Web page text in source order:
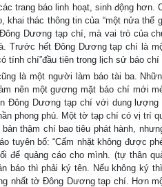
trang báo linh hoạt, sinh động hơn.
thác thông tin của “một nửa thế
Dương tạp chí, mà vai trò của
Trước hết Đông Dương tạp chí là
tính chí”đầu tiên trong lịch sử báo
là một người làm báo tài ba.
nên một gương mặt báo chí mới
Đông Dương tạp chí với dung lượng
phong phú. Một tờ tạp chí có vị trí
thậm chí bao tiêu phát hành,
tuyên bố: “Cấm nhặt không được
để quảng cáo cho mình. (tự thân
báo thì phải ký tên. Nếu không ký
nhất tờ Đông Dương tạp chí. Hơn